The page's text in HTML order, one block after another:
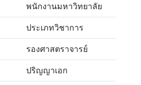
พนักงานมหาวิทยาลัย
ประเภทวิชาการ
รองศาสตราจารย์
ปริญญาเอก